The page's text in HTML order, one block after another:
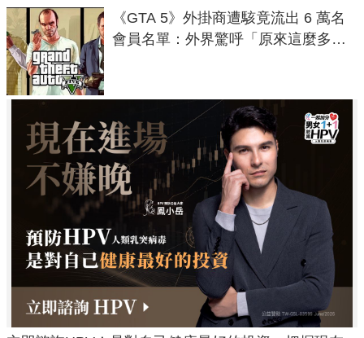
《GTA 5》外掛商遭駭竟流出 6 萬名
會員名單：外界驚呼「原來這麼多人